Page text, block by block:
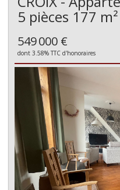
5 pièces 177 m²
549 000 €
dont 3.58% TTC d'honoraires